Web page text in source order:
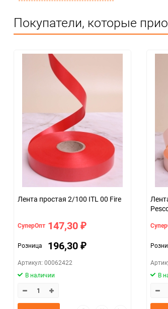
Сертификация
Особые условия
Минимальное количество
Количество в коробке
Единица измерения
Размер
07c4e68a_b330_11f0_8cc3_b03af2b6059f
ЦветНоменклатуры
Покупатели, которые
Лента простая 2/100 ITL 00 Fire
СуперОпт 147,30 ₽
Розница 196,30 ₽
Артикул: 00062422
В наличии
В